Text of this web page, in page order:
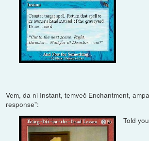
Vem, da ni Instant, temveč Enchantment,
response":
Told